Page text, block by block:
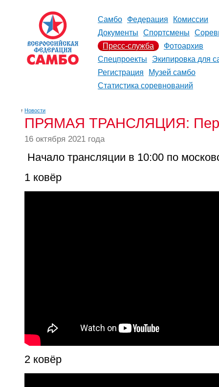
Самбо Федерация
Комиссии
Документы
Спортсмены
Пресс-служба
Фотоархив
Спецпроекты
Экипировка для
Регистрация
Музей самбо
Статистика соревнований
↑ Новости
ПРЯМАЯ ТРАНСЛЯЦИЯ:
16 октября 2021 года
Начало трансляции в 10:00 по
1 ковёр
2 ковёр